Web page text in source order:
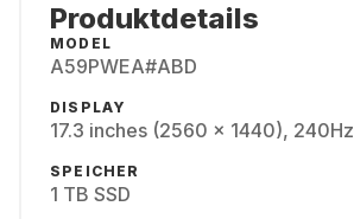
Produktdetails
MODEL
A59PWEA#ABD
DISPLAY
17.3 inches (2560 x 1440), 240Hz
SPEICHER
1 TB SSD